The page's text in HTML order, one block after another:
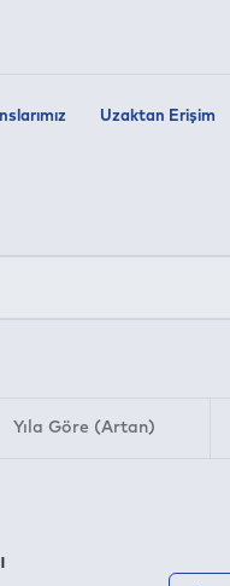
Uzaktan Erişim
Yıla Göre (Artan)